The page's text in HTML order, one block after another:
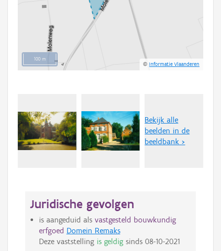
100 m
©Informatie Vlaanderen
Bekijk alle
beelden in de
beeldbank >
Juridische gevolgen
is aangeduid als vastgesteld bouwkundig
erfgoed Domein Remaks
Deze vaststelling is geldigsinds 08-10-2021